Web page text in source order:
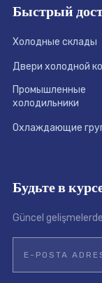
Быстрый
Холодные склады
Двери холодной
Промышленные
холодильники
Охлаждающие
Будьте в
Güncel